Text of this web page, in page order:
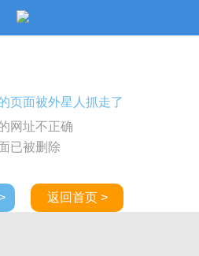
页面被外星人抓走了
网址不正确
已被删除
返回首页 >